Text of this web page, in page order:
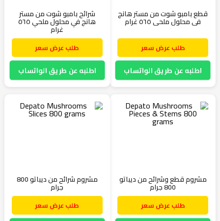
قطع بامبو شوت من مستر هانج
في محلول ملحي ٥٦٥ غرام
طلب عرض سعر
اطلبه عن طريق الواتساب
شرائح بامبو شوت من مستر
هانج في محلول ملحي ٥٦٥
غرام
طلب عرض سعر
اطلبه عن طريق الواتساب
مشروم قطع وشرائح من ديباتو
800 جرام
طلب عرض سعر
مشروم شرائح من ديباتو 800
جرام
طلب عرض سعر